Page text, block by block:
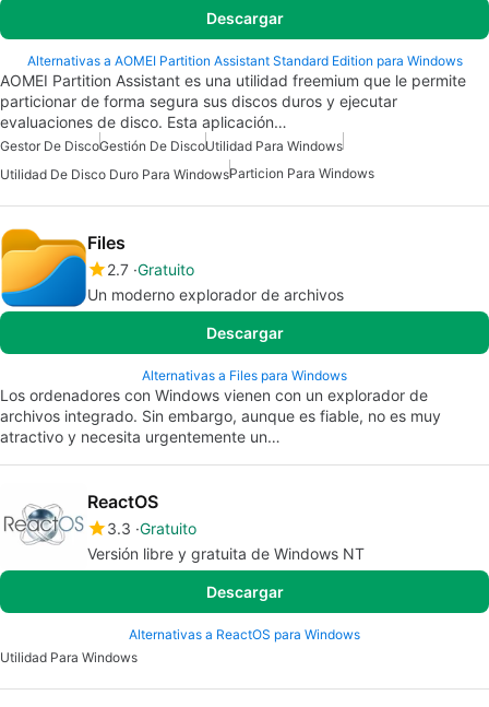
Descargar
Alternativas a AOMEI Partition Assistant Standard Edition para Windows
AOMEI Partition Assistant es una utilidad freemium que le permite
particionar de forma segura sus discos duros y ejecutar
evaluaciones de disco. Esta aplicación…
Gestor De DiscoGestión De DiscoUtilidad Para Windows
Utilidad De Disco Duro Para WindowsParticion Para Windows
Files
2.7 Gratuito
Un moderno explorador de archivos
Descargar
Alternativas a Files para Windows
Los ordenadores con Windows vienen con un explorador de
archivos integrado. Sin embargo, aunque es fiable, no es muy
atractivo y necesita urgentemente un…
ReactOS
3.3 Gratuito
Versión libre y gratuita de Windows NT
Descargar
Alternativas a ReactOS para Windows
Utilidad Para Windows